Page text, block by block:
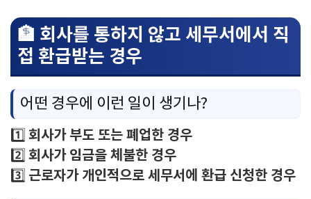
🏦 회사를 통하지 않고 세무서에서 직
접 환급받는 경우
어떤 경우에 이런 일이 생기나?
1️⃣ 회사가 부도 또는 폐업한 경우
2️⃣ 회사가 임금을 체불한 경우
3️⃣ 근로자가 개인적으로 세무서에 환급 신청한 경우